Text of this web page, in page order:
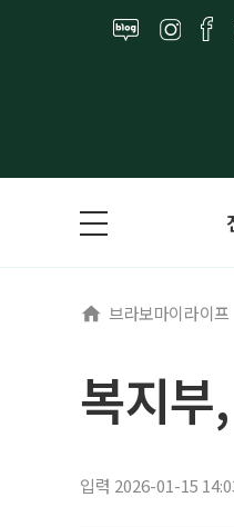
브라보마이라이프
복지부
입력 2026-01-15